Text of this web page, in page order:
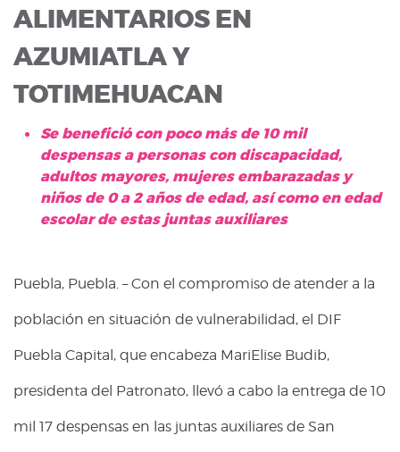
ALIMENTARIOS EN
AZUMIATLA Y
TOTIMEHUACAN
Se benefició con poco más de 10 mil
despensas a personas con discapacidad,
adultos mayores, mujeres embarazadas y
niños de 0 a 2 años de edad, así como en edad
escolar de estas juntas auxiliares
Puebla, Puebla. – Con el compromiso de atender a la
población en situación de vulnerabilidad, el DIF
Puebla Capital, que encabeza MariElise Budib,
presidenta del Patronato, llevó a cabo la entrega de 10
mil 17 despensas en las juntas auxiliares de San